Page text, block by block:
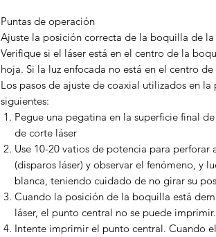
Puntas de operación
Ajuste la posición correcta de la boquilla de
Verifique si el láser está en el centro de la
hoja. Si la luz enfocada no está en el centro
Los pasos de ajuste de coaxial utilizados en
siguientes:
Pegue una pegatina en la superficie final
de corte láser
Use 10-20 vatios de potencia para perforar
(disparos láser) y observar el fenómeno, y
blanca, teniendo cuidado de no girar su
Cuando la posición de la boquilla está
láser, el punto central no se puede imprimir.
Intente imprimir el punto central. Cuando